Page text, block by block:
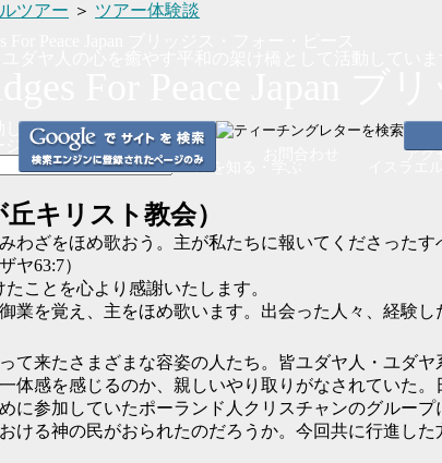
ダヤ人の心を癒やす平和の架け橋として活動していま
しています
イスラエルを
アク
ジ ログイン 献金カート
ツアー ＞ ツアー体験談
丘キリスト教会）
わざをほめ歌おう。主が私たちに報いてくださった
ヤ63:7）
ことを心より感謝いたします。
業を覚え、主をほめ歌います。出会った人々、経験
て来たさまざまな容姿の人たち。皆ユダヤ人・ユダ
体感を感じるのか、親しいやり取りがなされていた
に参加していたポーランド人クリスチャンのグルー
ける神の民がおられたのだろうか。今回共に行進し